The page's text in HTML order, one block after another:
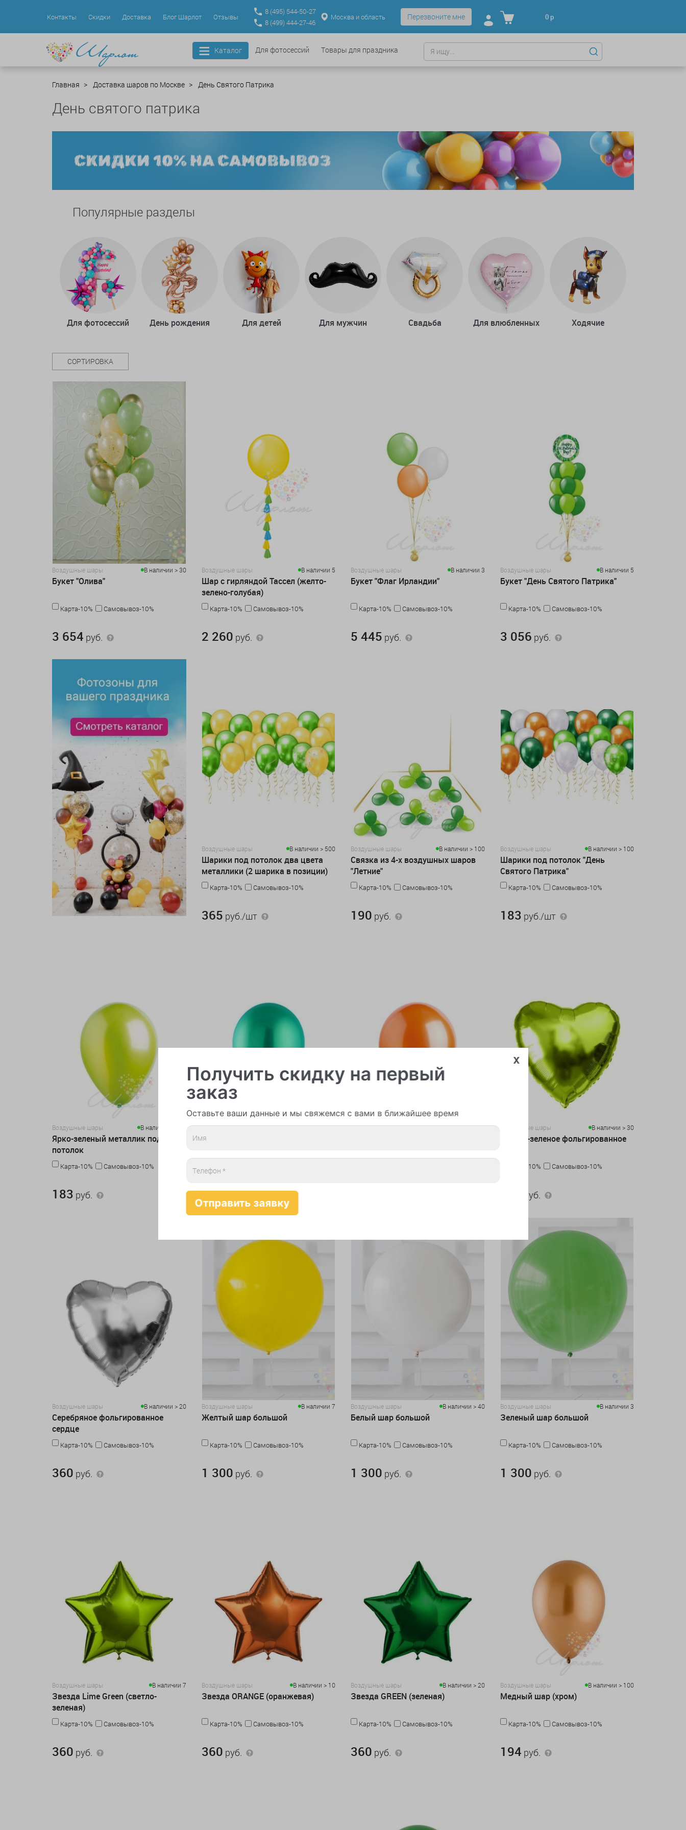
Контакты Скидки Доставка Блог Шарлот Отзывы
8 (495) 544-50-27
8 (499) 444-27-46
Москва и область Перезвоните мне 0р
Каталог Для фотосессий Товары для праздника
Главная Доставка шаров по Москве День Святого Патрика
День святого патрика
Популярные разделы
Для фотосессий День рождения Для детей Для мужчин Свадьба Для влюбленных Ходячие
СОРТИРОВКА
Воздушные шары В наличии > 30
Букет "Олива"
Карта-10%
Самовывоз-10%
3 654 руб.
Воздушные шары В наличии 5
Шар с гирляндой Тассел (желто-
зелено-голубая)
Карта-10%
Самовывоз-10%
2 260 руб.
Воздушные шары В наличии 3
Букет "Флаг Ирландии"
Карта-10%
Самовывоз-10%
5 445 руб.
Воздушные шары В наличии 5
Букет "День Святого Патрика"
Карта-10%
Самовывоз-10%
3 056 руб.
Воздушные шары В наличии > 500
Шарики под потолок два цвета
металлики (2 шарика в позиции)
Карта-10%
Самовывоз-10%
365 руб./шт
Воздушные шары В наличии > 100
Связка из 4-х воздушных шаров
"Летние"
Карта-10%
Самовывоз-10%
190 руб.
Воздушные шары В наличии > 100
Шарики под потолок "День
Святого Патрика"
Карта-10%
Самовывоз-10%
183 руб./шт
Воздушные шары В наличии > 100
Ярко-зеленый металлик под
потолок
Карта-10%
Самовывоз-10%
183 руб.
Воздушные шары В наличии > 50
Зеленый шар (хром)
Карта-10%
194руб.
Воздушные шары В наличии > 100 Воздушные шары В наличии > 30
Светло-зеленое фольгированное
Карта-10%
Самовывоз-10%
руб.
Воздушные шары В наличии > 20
Серебряное фольгированное
сердце
Карта-10%
Самовывоз-10%
360 руб.
Воздушные шары В наличии 7
Желтый шар большой
Карта-10%
Самовывоз-10%
1 300 руб.
Воздушные шары В наличии > 40
Белый шар большой
Карта-10%
Самовывоз-10%
1 300 руб.
Воздушные шары В наличии 3
Зеленый шар большой
Карта-10%
Самовывоз-10%
1 300 руб.
Воздушные шары В наличии 7
Звезда Lime Green (светло-
зеленая)
Карта-10%
Самовывоз-10%
360 руб.
Воздушные шары В наличии > 10
Звезда ORANGE (оранжевая)
Карта-10%
Самовывоз-10%
360 руб.
Воздушные шары В наличии > 20
Звезда GREEN (зеленая)
Карта-10%
Самовывоз-10%
360 руб.
Воздушные шары В наличии > 100
Медный шар (хром)
Карта-10%
Самовывоз-10%
194 руб.
x
Получить скидку на первый
заказ
Оставьте ваши данные и мы свяжемся с вами в ближайшее время